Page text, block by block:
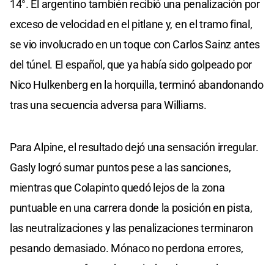
14°. El argentino también recibió una penalización por
exceso de velocidad en el pitlane y, en el tramo final,
se vio involucrado en un toque con Carlos Sainz antes
del túnel. El español, que ya había sido golpeado por
Nico Hulkenberg en la horquilla, terminó abandonando
tras una secuencia adversa para Williams.
Para Alpine, el resultado dejó una sensación irregular.
Gasly logró sumar puntos pese a las sanciones,
mientras que Colapinto quedó lejos de la zona
puntuable en una carrera donde la posición en pista,
las neutralizaciones y las penalizaciones terminaron
pesando demasiado. Mónaco no perdona errores,